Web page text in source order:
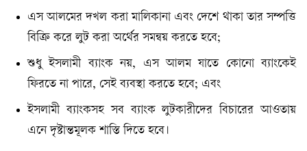
এস আলমের দখল করা মালিকানা এবং দেশে থাকা তার সম্পত্তি
বিক্রি করে লুট করা অর্থের সমন্বয় করতে হবে;
শুধু ইসলামী ব্যাংক নয়, এস আলম যাতে কোনো ব্যাংকেই
ফিরতে না পারে, সেই ব্যবস্থা করতে হবে; এবং
ইসলামী ব্যাংকসহ সব ব্যাংক লুটকারীদের বিচারের আওতায়
এনে দৃষ্টান্তমূলক শাস্তি দিতে হবে।